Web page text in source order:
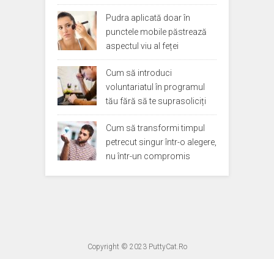
Pudra aplicată doar în
punctele mobile păstrează
aspectul viu al feței
Cum să introduci
voluntariatul în programul
tău fără să te suprasoliciți
Cum să transformi timpul
petrecut singur într-o alegere,
nu într-un compromis
Copyright © 2023 PuttyCat.Ro